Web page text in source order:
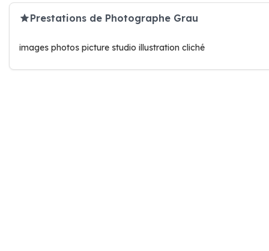
Prestations de Photographe Grau
images photos picture studio illustration cliché